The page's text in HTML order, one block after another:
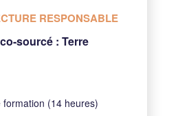
RESPONSABLE
sourcé : Terre
formation (14 heures)